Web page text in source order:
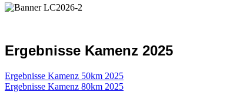
Ergebnisse Kamenz 2025
Ergebnisse Kamenz 50km 2025
Ergebnisse Kamenz 80km 2025